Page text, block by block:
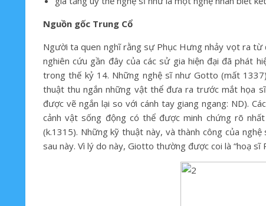
Nguồn gốc Trung Cổ
Người ta quen nghĩ rằng sự Phục Hưng nhảy vọt ra
nghiên cứu gần đây của các sử gia hiện đại đã phát
trong thế kỷ 14. Những nghệ sĩ như Gotto (mất
thuật thu ngắn những vật thể đưa ra trước mắt họa
được vẽ ngắn lại so với cánh tay giang ngang: ND).
cảnh vật sống động có thể được minh chứng rõ
(k.1315). Những kỹ thuật này, và thành công của
sau này. Vì lý do này, Giotto thường được coi là “hoạ